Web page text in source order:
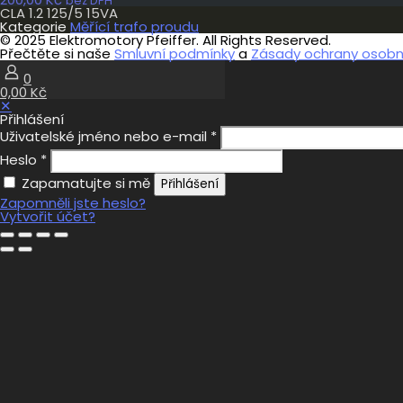
CLA 1.2 125/5 15VA
Kategorie Měřící trafo proudu
© 2025 Elektromotory Pfeiffer. All Rights Reserved.
Přečtěte si naše Smluvní podmínkya Zásady ochrany
0
0,00 Kč
✕
Přihlášení
Uživatelské jméno nebo e-mail *
Heslo *
Zapamatujte si mě
Přihlášení
Zapomněli jste heslo?
Vytvořit účet?